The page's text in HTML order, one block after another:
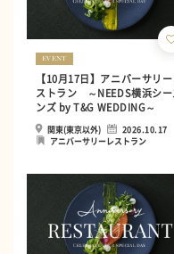
EVENT
【10月17日】アニバーサリ
ストラン ～NEEDS横浜シー
ンズ by T&G WEDDING～
関東(東京以外)
2026.10.17
アニバーサリーレストラン